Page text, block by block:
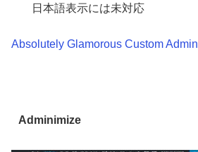
日本語表示には未対応
Absolutely Glamorous Custom Admin
Adminimize